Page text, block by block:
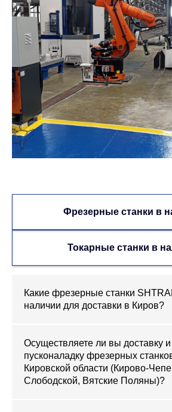
Фрезерные станки в
Токарные станки в
Какие фрезерные станки
наличии для доставки в Киров?
Осуществляете ли вы доставку и
пусконаладку фрезерных
Кировской области (Кирово-
Слободской, Вятские Поляны)?